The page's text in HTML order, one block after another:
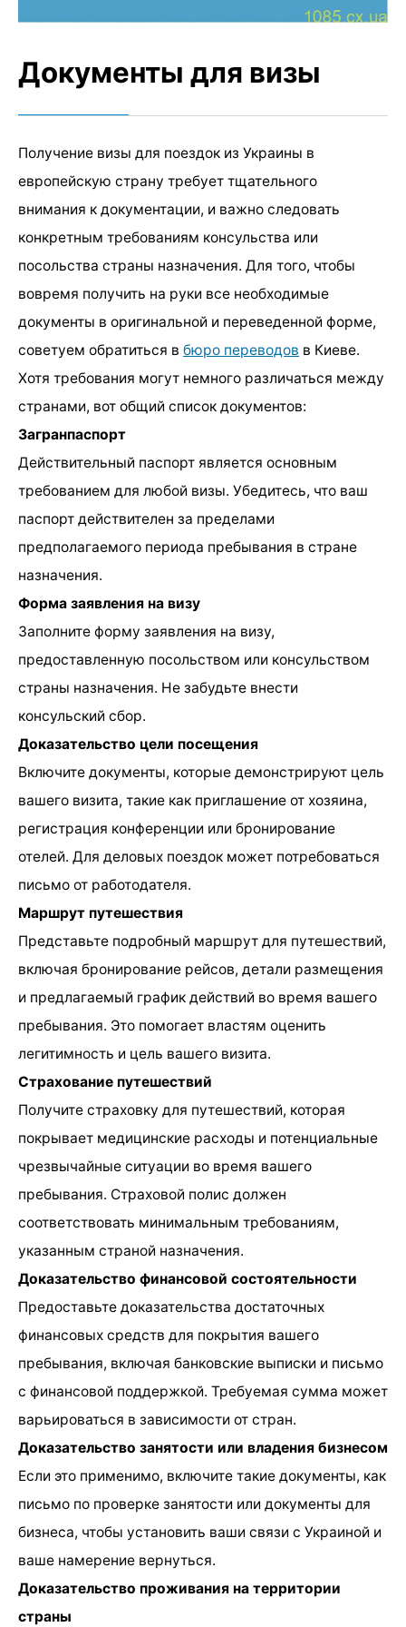
Документы для визы
Получение визы для поездок из Украины в
европейскую страну требует тщательного
внимания к документации, и важно следовать
конкретным требованиям консульства или
посольства страны назначения. Для того, чтобы
вовремя получить на руки все необходимые
документы в оригинальной и переведенной форме,
советуем обратиться в бюро переводов в Киеве.
Хотя требования могут немного различаться между
странами, вот общий список документов:
Загранпаспорт
Действительный паспорт является основным
требованием для любой визы. Убедитесь, что ваш
паспорт действителен за пределами
предполагаемого периода пребывания в стране
назначения.
Форма заявления на визу
Заполните форму заявления на визу,
предоставленную посольством или консульством
страны назначения. Не забудьте внести
консульский сбор.
Доказательство цели посещения
Включите документы, которые демонстрируют цель
вашего визита, такие как приглашение от хозяина,
регистрация конференции или бронирование
отелей. Для деловых поездок может потребоваться
письмо от работодателя.
Маршрут путешествия
Представьте подробный маршрут для путешествий,
включая бронирование рейсов, детали размещения
и предлагаемый график действий во время вашего
пребывания. Это помогает властям оценить
легитимность и цель вашего визита.
Страхование путешествий
Получите страховку для путешествий, которая
покрывает медицинские расходы и потенциальные
чрезвычайные ситуации во время вашего
пребывания. Страховой полис должен
соответствовать минимальным требованиям,
указанным страной назначения.
Доказательство финансовой состоятельности
Предоставьте доказательства достаточных
финансовых средств для покрытия вашего
пребывания, включая банковские выписки и письмо
с финансовой поддержкой. Требуемая сумма может
варьироваться в зависимости от стран.
Доказательство занятости или владения бизнесом
Если это применимо, включите такие документы, как
письмо по проверке занятости или документы для
бизнеса, чтобы установить ваши связи с Украиной и
ваше намерение вернуться.
Доказательство проживания на территории
страны